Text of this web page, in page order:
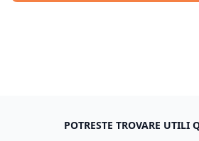
POTRESTE TROVARE UTILI